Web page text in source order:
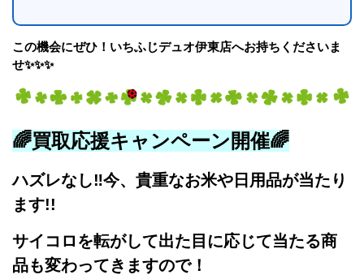
この機会にぜひ！いちふじデュオ伊東店へお持ちくださいま
せ✨✨✨
🌈買取応援キャンペーン開催🌈
ハズレなし‼今、貴重なお米や日用品が当たり
ます!!
サイコロを転がして出た目に応じて当たる商
品も変わってきますので！